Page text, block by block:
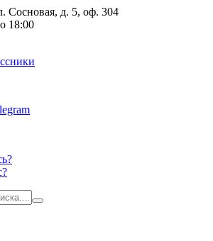
Сосновая, д. 5, оф. 304
18:00